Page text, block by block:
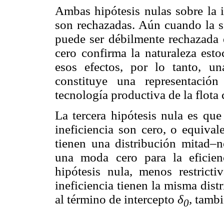
Ambas hipótesis nulas sobre
son rechazadas. Aún cuando la
puede ser débilmente
cero confirma la naturaleza
esos efectos, por lo tanto,
constituye una
tecnología productiva de la flota
La tercera hipótesis nula es
ineficiencia son cero, o
tienen una distribución
una moda cero para la
hipótesis nula, menos
ineficiencia tienen la misma
al término de intercepto δ0,